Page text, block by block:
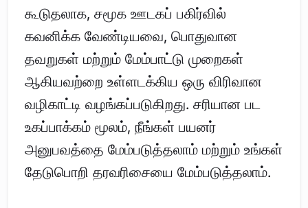
கூடுதலாக, சமூக ஊடகப் பகிர்வில்
கவனிக்க வேண்டியவை, பொதுவான
தவறுகள் மற்றும் மேம்பாட்டு முறைகள்
ஆகியவற்றை உள்ளடக்கிய ஒரு விரிவான
வழிகாட்டி வழங்கப்படுகிறது. சரியான பட
உகப்பாக்கம் மூலம், நீங்கள் பயனர்
அனுபவத்தை மேம்படுத்தலாம் மற்றும் உங்கள்
தேடுபொறி தரவரிசையை மேம்படுத்தலாம்.